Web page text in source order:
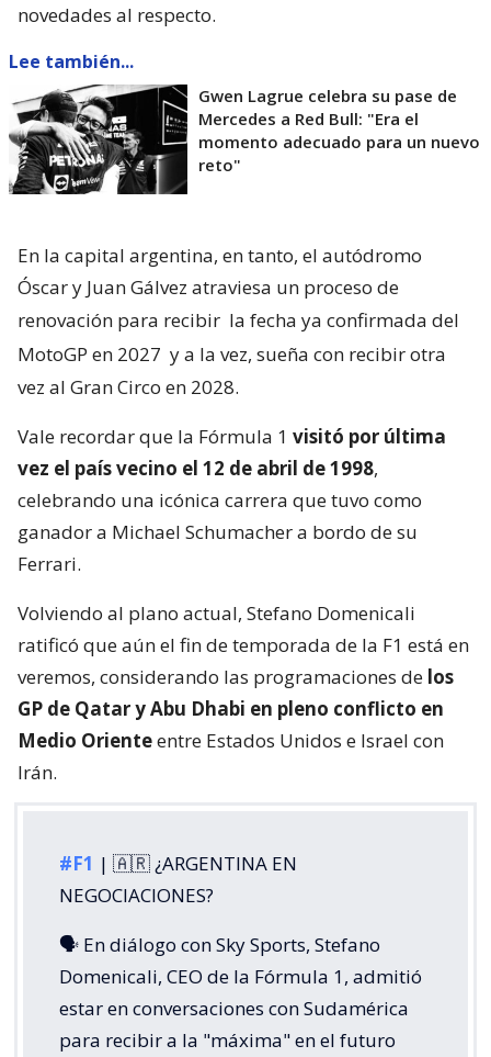
novedades al respecto.
Lee también...
Gwen Lagrue celebra su pase de
Mercedes a Red Bull: "Era el
momento adecuado para un nuevo
reto"
En la capital argentina, en tanto, el autódromo
Óscar y Juan Gálvez atraviesa un proceso de
renovación para recibir la fecha ya confirmada del
MotoGP en 2027 y a la vez, sueña con recibir otra
vez al Gran Circo en 2028.
Vale recordar que la Fórmula 1 visitó por última
vez el país vecino el 12 de abril de 1998,
celebrando una icónica carrera que tuvo como
ganador a Michael Schumacher a bordo de su
Ferrari.
Volviendo al plano actual, Stefano Domenicali
ratificó que aún el fin de temporada de la F1 está en
veremos, considerando las programaciones de los
GP de Qatar y Abu Dhabi en pleno conflicto en
Medio Orienteentre Estados Unidos e Israel con
Irán.
#F1 | 🇦🇷 ¿ARGENTINA EN
NEGOCIACIONES?
🗣️ En diálogo con Sky Sports, Stefano
Domenicali, CEO de la Fórmula 1, admitió
estar en conversaciones con Sudamérica
para recibir a la "máxima" en el futuro